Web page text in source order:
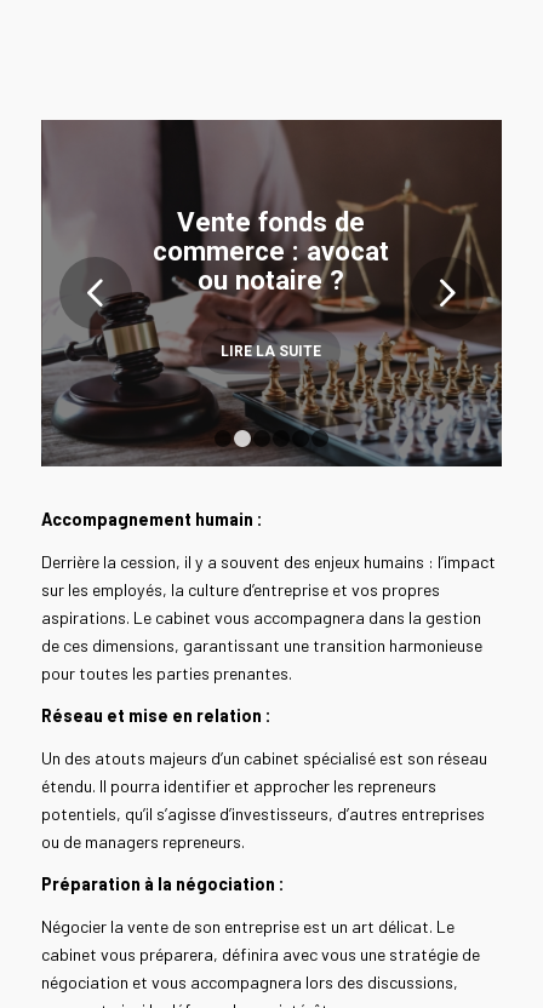
Vente fonds de
commerce : avocat
ou notaire ?
LIRE LA SUITE
Suivant
1 2 3 4 5 6
Accompagnement humain :
Derrière la cession, il y a souvent des enjeux humains : l’impact
sur les employés, la culture d’entreprise et vos propres
aspirations. Le cabinet vous accompagnera dans la gestion
de ces dimensions, garantissant une transition harmonieuse
pour toutes les parties prenantes.
Réseau et mise en relation :
Un des atouts majeurs d’un cabinet spécialisé est son réseau
étendu. Il pourra identifier et approcher les repreneurs
potentiels, qu’il s’agisse d’investisseurs, d’autres entreprises
ou de managers repreneurs.
Préparation à la négociation :
Négocier la vente de son entreprise est un art délicat. Le
cabinet vous préparera, définira avec vous une stratégie de
négociation et vous accompagnera lors des discussions,